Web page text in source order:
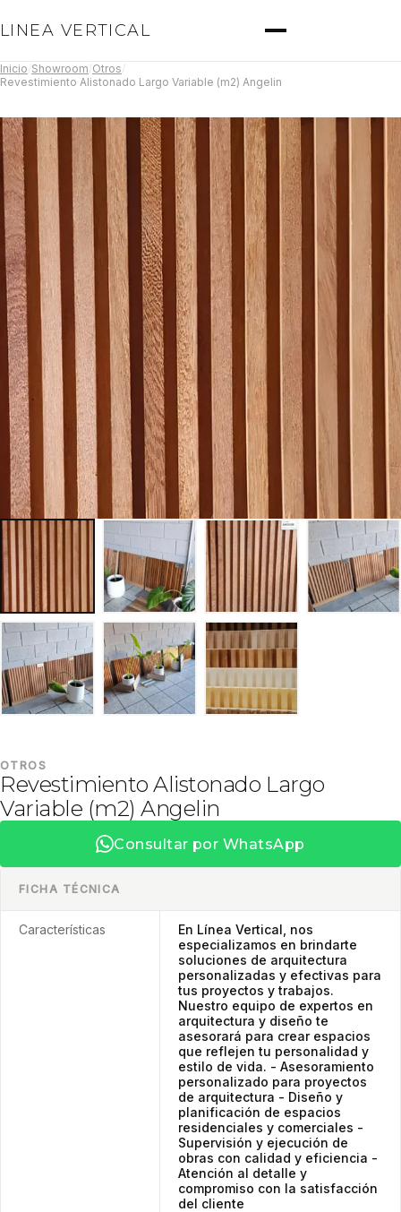
LINEA VERTICAL
Inicio Showroom Otros
Revestimiento Alistonado Largo Variable (m2) Angelin
OTROS
Revestimiento Alistonado Largo
Variable (m2) Angelin
Consultar por WhatsApp
FICHA TÉCNICA
Características
En Línea Vertical, nos
especializamos en brindarte
soluciones de arquitectura
personalizadas y efectivas para
tus proyectos y trabajos.
Nuestro equipo de expertos en
arquitectura y diseño te
asesorará para crear espacios
que reflejen tu personalidad y
estilo de vida. - Asesoramiento
personalizado para proyectos
de arquitectura - Diseño y
planificación de espacios
residenciales y comerciales -
Supervisión y ejecución de
obras con calidad y eficiencia -
Atención al detalle y
compromiso con la satisfacción
del cliente